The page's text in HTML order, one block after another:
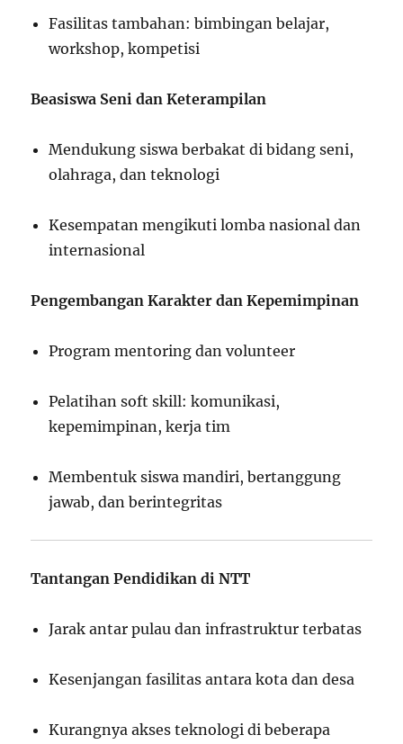
Fasilitas tambahan: bimbingan belajar,
workshop, kompetisi
Beasiswa Seni dan Keterampilan
Mendukung siswa berbakat di bidang seni,
olahraga, dan teknologi
Kesempatan mengikuti lomba nasional dan
internasional
Pengembangan Karakter dan Kepemimpinan
Program mentoring dan volunteer
Pelatihan soft skill: komunikasi,
kepemimpinan, kerja tim
Membentuk siswa mandiri, bertanggung
jawab, dan berintegritas
Tantangan Pendidikan di NTT
Jarak antar pulau dan infrastruktur terbatas
Kesenjangan fasilitas antara kota dan desa
Kurangnya akses teknologi di beberapa